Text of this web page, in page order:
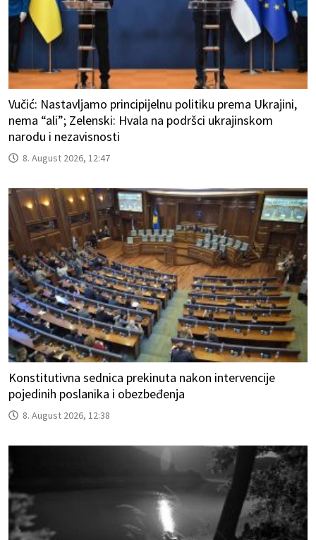
Vučić: Nastavljamo principijelnu politiku prema Ukrajini,
nema “ali”; Zelenski: Hvala na podršci ukrajinskom
narodu i nezavisnosti
8. August 2026, 12:47
Konstitutivna sednica prekinuta nakon intervencije
pojedinih poslanika i obezbeđenja
8. August 2026, 12:38